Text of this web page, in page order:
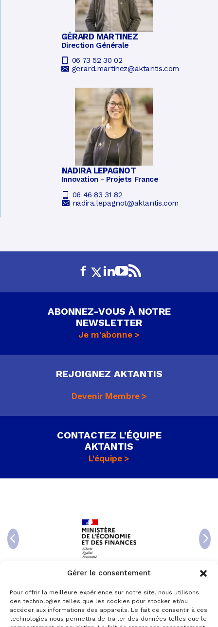
Gérer le consentement
Pour offrir la meilleure expérience sur notre site, nous utilisons
des technologies telles que les cookies pour stocker et/ou
accéder aux informations des appareils. Le fait de consentir à ces
technologies nous permettra de traiter des données telles que le
GÉRARD MARTINEZ
Direction Générale
06 73 52 30 02
gerard.martinez@aktantis.com
NADIRA LEPAGNOT
Innovation - Projets France
06 46 83 31 82
nadira.lepagnot@aktantis.com
ABONNEZ-VOUS À NOTRE
NEWSLETTER
Je m'abonne
REJOIGNEZ AKTANTIS
Devenir Membre
CONTACTEZ L'ÉQUIPE
AKTANTIS
L'équipe